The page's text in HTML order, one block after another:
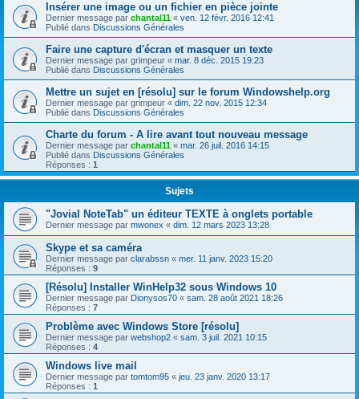
Insérer une image ou un fichier en pièce jointe
Dernier message par chantal11 « ven. 12 févr. 2016 12:41
Publié dans Discussions Générales
Faire une capture d'écran et masquer un texte
Dernier message par grimpeur « mar. 8 déc. 2015 19:23
Publié dans Discussions Générales
Mettre un sujet en [résolu] sur le forum Windowshelp.org
Dernier message par grimpeur « dim. 22 nov. 2015 12:34
Publié dans Discussions Générales
Charte du forum - A lire avant tout nouveau message
Dernier message par chantal11 « mar. 26 juil. 2016 14:15
Publié dans Discussions Générales
Réponses : 1
Sujets
"Jovial NoteTab" un éditeur TEXTE à onglets portable
Dernier message par mwonex « dim. 12 mars 2023 13:28
Skype et sa caméra
Dernier message par clarabssn « mer. 11 janv. 2023 15:20
Réponses : 9
[Résolu] Installer WinHelp32 sous Windows 10
Dernier message par Dionysos70 « sam. 28 août 2021 18:26
Réponses : 7
Problème avec Windows Store [résolu]
Dernier message par webshop2 « sam. 3 juil. 2021 10:15
Réponses : 4
Windows live mail
Dernier message par tomtom95 « jeu. 23 janv. 2020 13:17
Réponses : 1